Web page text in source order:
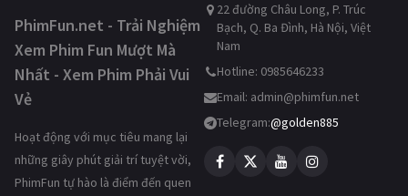
PhimFun.net - Trải Nghiệm
Xem Phim Fun Mượt Mà
Nhất - Xem Phim Phải Vui
Vẻ
Hoạt động với mục tiêu mang lại
những giây phút giải trí tuyệt vời,
PhimFun tự hào là điểm đến quen
22 đường Châu Long, P. Trúc
Bạch, Q. Ba Đình, Hà Nội, Việt
Nam
Hotline: 0985646233
Email: admin@phimfun.net
Telegram:@golden885